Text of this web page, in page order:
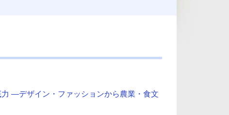
―デザイン・ファッションから農業・食文